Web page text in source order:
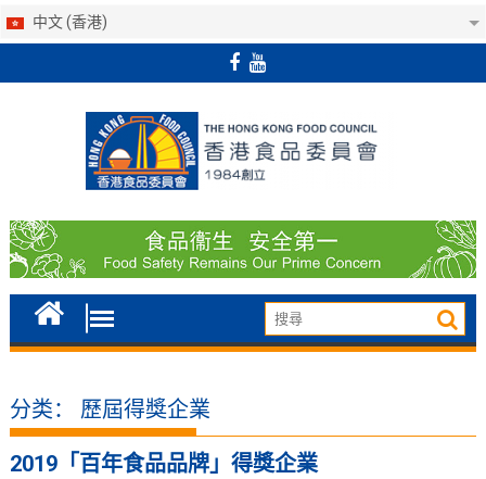
中文 (香港)
分类： 歷屆得獎企業
2019「百年食品品牌」得獎企業